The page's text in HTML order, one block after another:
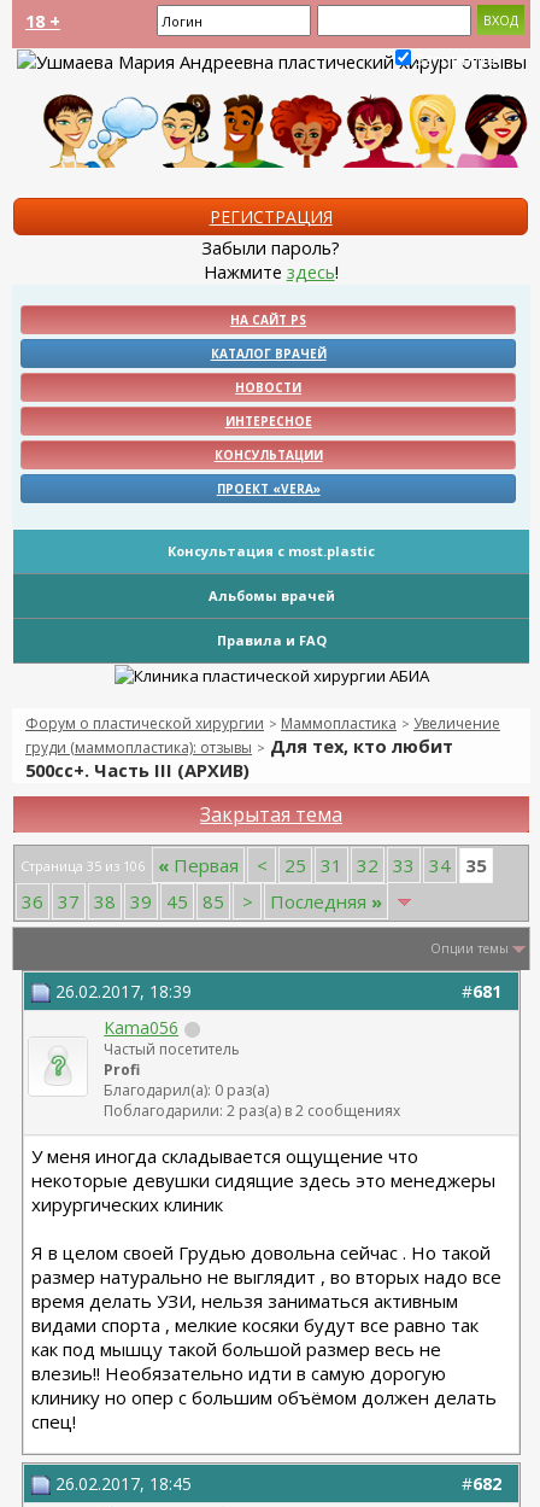
18 +
Запомнить?
РЕГИСТРАЦИЯ
Забыли пароль?
Нажмите здесь!
НА САЙТ PS
КАТАЛОГ ВРАЧЕЙ
НОВОСТИ
ИНТЕРЕСНОЕ
КОНСУЛЬТАЦИИ
ПРОЕКТ «VERA»
Консультация с most.plastic
Альбомы врачей
Правила и FAQ
Форум о пластической хирургии > Маммопластика > Увеличение
груди (маммопластика): отзывы > Для тех, кто любит
500сс+. Часть III (АРХИВ)
Закрытая тема
Страница 35 из 106 « Первая < 25 31 32 33 34
35
36
37 38 39 45 85 > Последняя »
Опции темы
#681
26.02.2017, 18:39
Kama056
Частый посетитель
Profi
Благодарил(а): 0 раз(а)
Поблагодарили: 2 раз(а) в 2 сообщениях
У меня иногда складывается ощущение что
некоторые девушки сидящие здесь это менеджеры
хирургических клиник
Я в целом своей Грудью довольна сейчас . Но такой
размер натурально не выглядит , во вторых надо все
время делать УЗИ, нельзя заниматься активным
видами спорта , мелкие косяки будут все равно так
как под мышцу такой большой размер весь не
влезиь!! Необязательно идти в самую дорогую
клинику но опер с большим объёмом должен делать
спец!
#682
26.02.2017, 18:45